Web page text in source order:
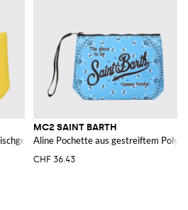
MC2 SAINT BARTH
Aline Pochette aus gestreiftem
CHF 36.43